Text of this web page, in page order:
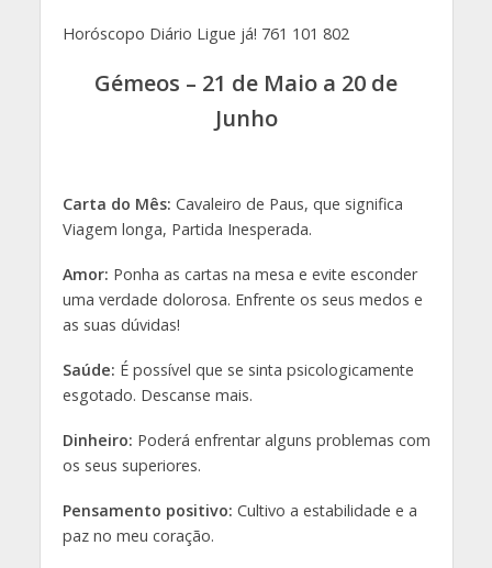
Horóscopo Diário Ligue já! 761 101 802
Gémeos – 21 de Maio a 20 de
Junho
Carta do Mês: Cavaleiro de Paus, que significa
Viagem longa, Partida Inesperada.
Amor: Ponha as cartas na mesa e evite esconder
uma verdade dolorosa. Enfrente os seus medos e
as suas dúvidas!
Saúde: É possível que se sinta psicologicamente
esgotado. Descanse mais.
Dinheiro: Poderá enfrentar alguns problemas com
os seus superiores.
Pensamento positivo: Cultivo a estabilidade e a
paz no meu coração.